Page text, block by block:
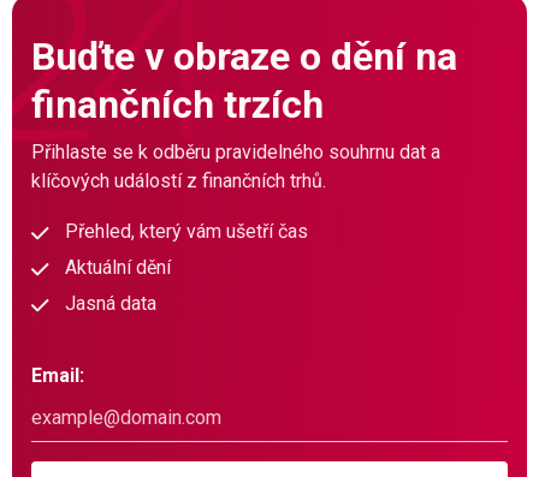
Buďte v obraze o dění na
finančních trzích
Přihlaste se k odběru pravidelného souhrnu dat a
klíčových událostí z finančních trhů.
Přehled, který vám ušetří čas
Aktuální dění
Jasná data
Email: